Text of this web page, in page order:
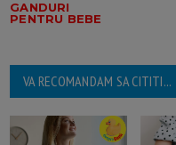
GANDURI
PENTRU BEBE
VA RECOMANDAM SA CITITI...